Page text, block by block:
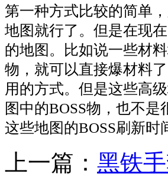
第一种方式比较的简单
地图就行了。但是在现
的地图。比如说一些材
物，就可以直接爆材料
用的方式。但是这些高
图中的BOSS物，也不
这些地图的BOSS刷新时
上一篇： 黑铁